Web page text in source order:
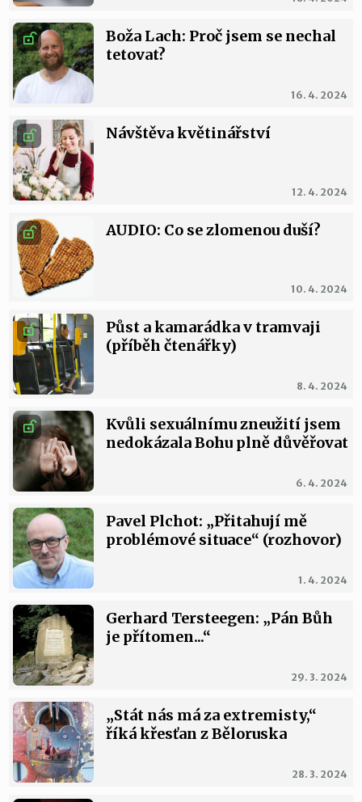
16. 4. 2024
Boža Lach: Proč jsem se nechal
tetovat?
12. 4. 2024
Návštěva květinářství
10. 4. 2024
AUDIO: Co se zlomenou duší?
8. 4. 2024
Půst a kamarádka v tramvaji
(příběh čtenářky)
6. 4. 2024
Kvůli sexuálnímu zneužití jsem
nedokázala Bohu plně důvěřovat
1. 4. 2024
Pavel Plchot: „Přitahují mě
problémové situace“ (rozhovor)
29. 3. 2024
Gerhard Tersteegen: „Pán Bůh
je přítomen...“
28. 3. 2024
„Stát nás má za extremisty,“
říká křesťan z Běloruska